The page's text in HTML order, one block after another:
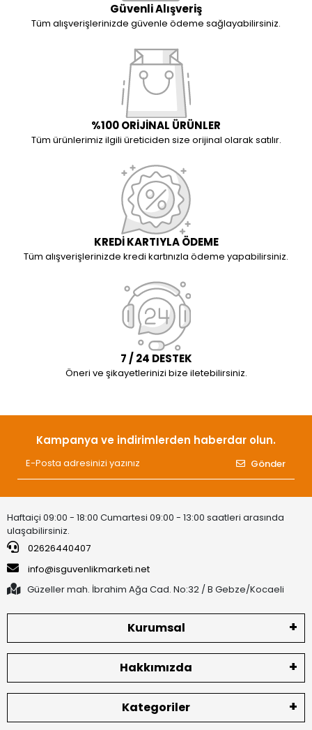
Güvenli Alışveriş
Tüm alışverişlerinizde güvenle ödeme sağlayabilirsiniz.
%100 ORİJİNAL ÜRÜNLER
Tüm ürünlerimiz ilgili üreticiden size orijinal olarak satılır.
KREDİ KARTIYLA ÖDEME
Tüm alışverişlerinizde kredi kartınızla ödeme yapabilirsiniz.
7 / 24 DESTEK
Öneri ve şikayetlerinizi bize iletebilirsiniz.
Kampanya ve indirimlerden haberdar olun.
Gönder
Haftaiçi 09:00 - 18:00 Cumartesi 09:00 - 13:00 saatleri arasında
ulaşabilirsiniz.
02626440407
info@isguvenlikmarketi.net
Güzeller mah. İbrahim Ağa Cad. No:32 / B Gebze/Kocaeli
Kurumsal
Hakkımızda
Kategoriler